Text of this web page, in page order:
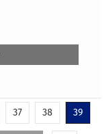
37 38 39